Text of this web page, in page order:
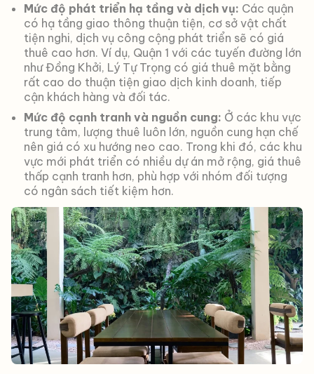
Mức độ phát triển hạ tầng và dịch vụ: Các quận
có hạ tầng giao thông thuận tiện, cơ sở vật chất
tiện nghi, dịch vụ công cộng phát triển sẽ có giá
thuê cao hơn. Ví dụ, Quận 1 với các tuyến đường lớn
như Đồng Khởi, Lý Tự Trọng có giá thuê mặt bằng
rất cao do thuận tiện giao dịch kinh doanh, tiếp
cận khách hàng và đối tác.
Mức độ cạnh tranh và nguồn cung: Ở các khu vực
trung tâm, lượng thuê luôn lớn, nguồn cung hạn chế
nên giá có xu hướng neo cao. Trong khi đó, các khu
vực mới phát triển có nhiều dự án mở rộng, giá thuê
thấp cạnh tranh hơn, phù hợp với nhóm đối tượng
có ngân sách tiết kiệm hơn.